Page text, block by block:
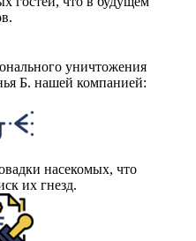
уничтожения
Б. нашей компанией:
насекомых, что
их гнезд.